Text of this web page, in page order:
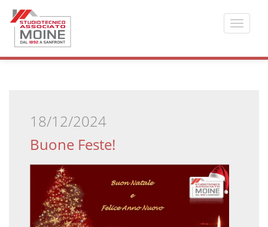
Toggle
18/12/2024
Buone Feste!